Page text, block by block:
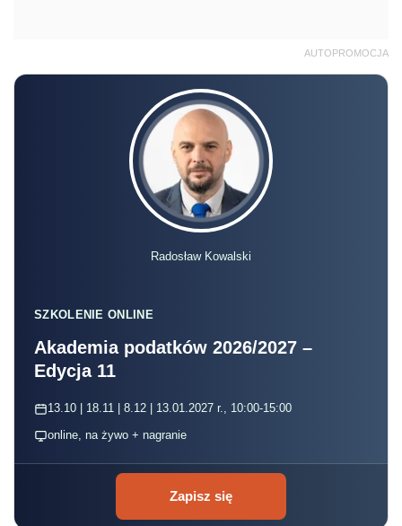
AUTOPROMOCJA
Radosław Kowalski
SZKOLENIE ONLINE
Akademia podatków 2026/2027 –
Edycja 11
13.10 | 18.11 | 8.12 | 13.01.2027 r., 10:00-15:00
online, na żywo + nagranie
Zapisz się